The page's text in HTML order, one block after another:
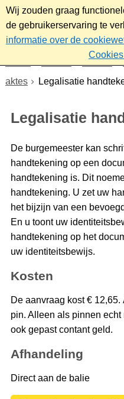
Wij zouden graag
de gebruikerservaring te
informatie over de
Wonen
aktes
Legalisatie
Legalisatie
De burgemeester kan
handtekening op een
handtekening is. Dit
handtekening. U zet uw
het bijzijn van een
En u toont uw
handtekening op het
uw identiteitsbewijs.
Kosten
De aanvraag kost €
pin. Alleen als pinnen
ook gepast contant geld.
Afhandeling
Direct aan de balie